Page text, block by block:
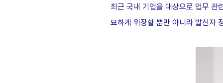
최근 국내 기업을 대상으로 업무 관
묘하게 위장할 뿐만 아니라 발신자